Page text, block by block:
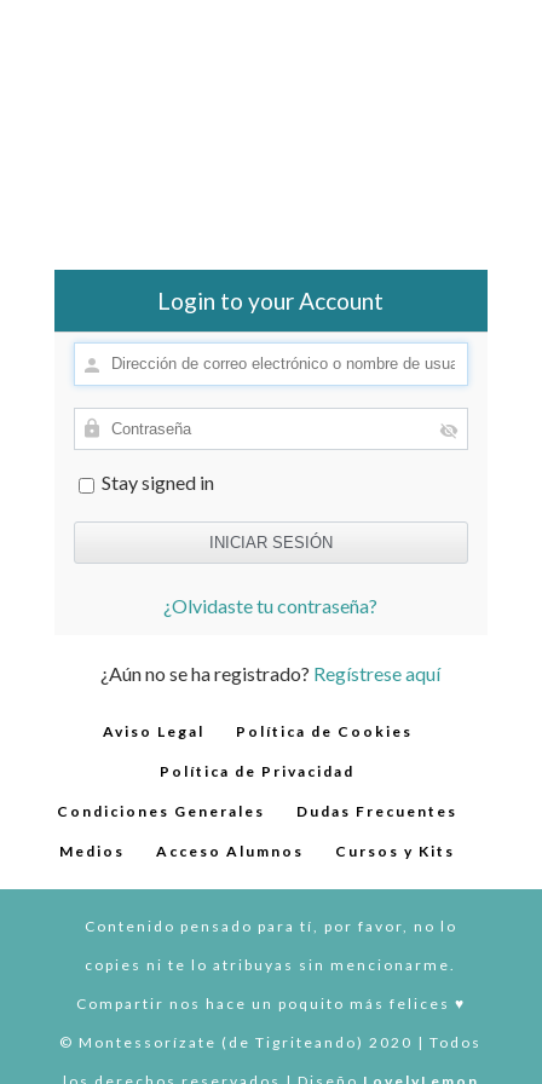
Login to your Account
Stay signed in
¿Olvidaste tu contraseña?
¿Aún no se ha registrado? Regístrese aquí
Aviso Legal Política de Cookies
Política de Privacidad
Condiciones Generales Dudas Frecuentes
Medios Acceso Alumnos Cursos y Kits
Contenido pensado para tí, por favor, no lo
copies ni te lo atribuyas sin mencionarme.
Compartir nos hace un poquito más felices ♥︎
© Montessorízate (de Tigriteando) 2020 | Todos